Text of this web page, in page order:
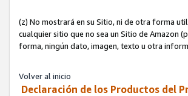
(z) No mostrará en su Sitio, ni de otra forma
cualquier sitio que no sea un Sitio de Amazon
forma, ningún dato, imagen, texto u otra
Volver al inicio
Declaración de los Productos del